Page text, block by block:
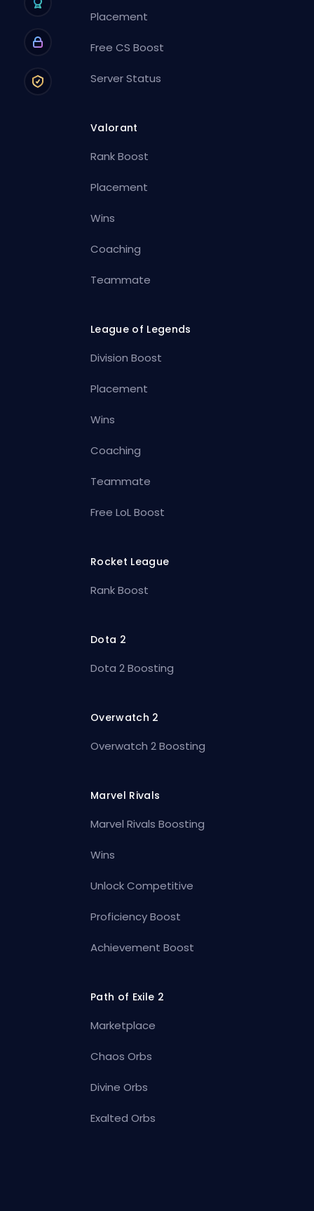
Placement
Free CS Boost
Server Status
Valorant
Rank Boost
Placement
Wins
Coaching
Teammate
League of Legends
Division Boost
Placement
Wins
Coaching
Teammate
Free LoL Boost
Rocket League
Rank Boost
Dota 2
Dota 2 Boosting
Overwatch 2
Overwatch 2 Boosting
Marvel Rivals
Marvel Rivals Boosting
Wins
Unlock Competitive
Proficiency Boost
Achievement Boost
Path of Exile 2
Marketplace
Chaos Orbs
Divine Orbs
Exalted Orbs